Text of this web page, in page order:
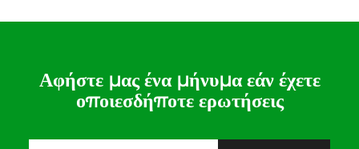
Αφήστε μας ένα μήνυμα εάν έχετε
οποιεσδήποτε ερωτήσεις